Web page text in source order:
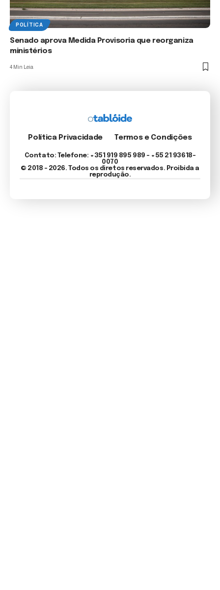
POLÍTICA
Senado aprova Medida Provisoria que reorganiza
ministérios
4 Min Leia
Política Privacidade Termos e Condições
Contato: Telefone: +351 919 895 989 – +55 21 93618-
0070
© 2018 - 2026. Todos os diretos reservados. Proibida a
reprodução.